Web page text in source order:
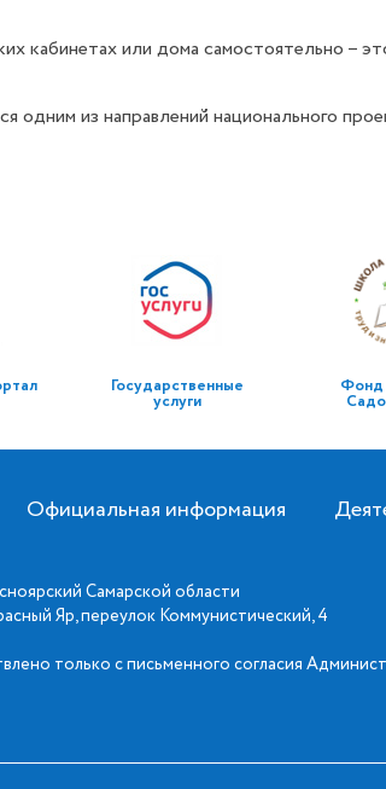
кабинетах или дома самостоятельно –
одним из направлений национального
Государственные
услуги
Фонд
Официальная информация
Самарской области
Яр, переулок Коммунистический, 4
только с письменного согласия